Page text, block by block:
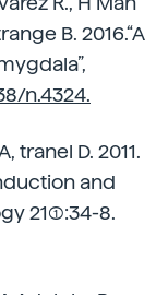
B. 2016.“A
n.4324.
tranel D. 2011.
and
21(1):34-8.